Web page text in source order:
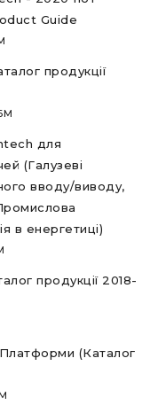
Guide
продукції
для
(Галузеві
вводу/виводу,
в енергетиці)
продукції 2018-
Платформи (Каталог